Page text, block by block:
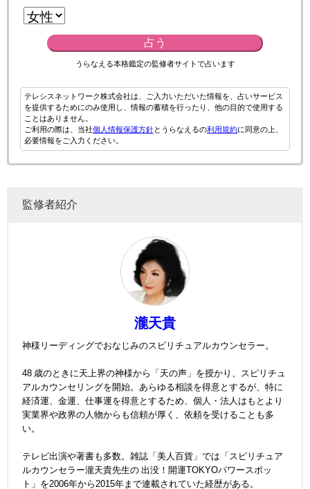
占う
うらなえる本格鑑定の監修者サイトで占います
テレシスネットワーク株式会社は、ご入力いただいた情報を、占いサービス
を提供するためにのみ使用し、情報の蓄積を行ったり、他の目的で使用する
ことはありません。
ご利用の際は、当社個人情報保護方針とうらなえるの利用規約に同意の上、
必要情報をご入力ください。
監修者紹介
瀧天貴
神様リーディングでおなじみのスピリチュアルカウンセラー。
48 歳のときに天上界の神様から「天の声」を授かり、スピリチュ
アルカウンセリングを開始。あらゆる相談を得意とするが、特に
経済運、金運、仕事運を得意とするため、個人・法人はもとより
実業界や政界の人物からも信頼が厚く、依頼を受けることも多
い。
テレビ出演や著書も多数。雑誌「美人百貨」では「スピリチュア
ルカウンセラー瀧天貴先生の 出没！開運TOKYOパワースポッ
ト」を2006年から2015年まで連載されていた経歴がある。